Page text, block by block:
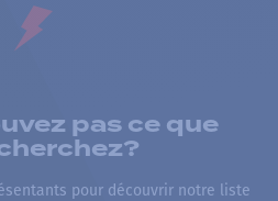
pas ce que
pour découvrir notre liste